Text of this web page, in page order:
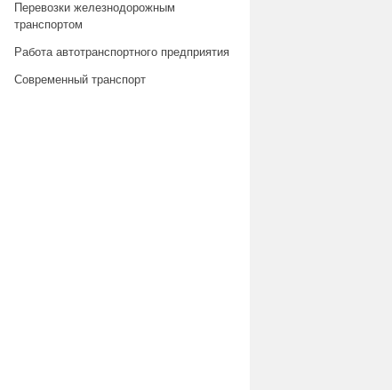
Перевозки железнодорожным
транспортом
Работа автотранспортного предприятия
Современный транспорт